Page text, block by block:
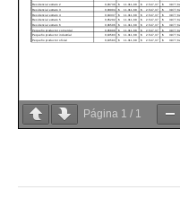
Página 1 / 1